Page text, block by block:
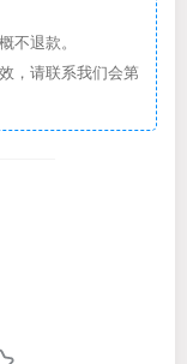
不退款。
，请联系我们会第